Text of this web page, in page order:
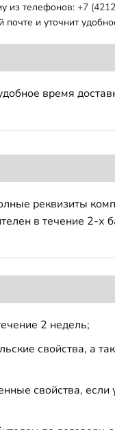
из телефонов: +7
и уточнит
время
реквизиты
в течение 2-х
2 недель;
свойства, а
свойства,